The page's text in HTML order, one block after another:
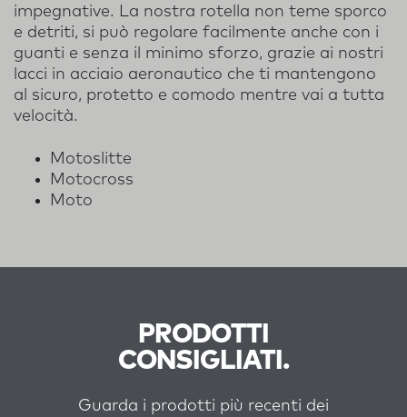
impegnative. La nostra rotella non teme sporco
e detriti, si può regolare facilmente anche con i
guanti e senza il minimo sforzo, grazie ai nostri
lacci in acciaio aeronautico che ti mantengono
al sicuro, protetto e comodo mentre vai a tutta
velocità.
Motoslitte
Motocross
Moto
PRODOTTI
CONSIGLIATI.
Guarda i prodotti più recenti dei